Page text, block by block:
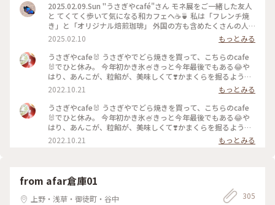
2025.02.09.Sun "うさぎやcafé"さん モネ展をご一緒した友人
と てくてく歩いて気になる和カフェへ☕️🍵 私は「フレンチ焼
き」と「オリジナル焙煎珈琲」 外国の方も含めたくさんの人
が歩く日曜の上野… お喋りしながらの甘味はホッとしました
その後は不忍池をぐるりと一周散歩してから 帰路につきまし
た🚃 #うさぎやカフェ #上野 #どら焼き #珈琲 #ぽかぽか
2025.02.10
もっとみる
うさぎやcafe🐰 うさぎやでどら焼きを買って、こちらのcafe
🐰でひと休み。 今年初かき氷🍧きっと今年最後でもある😂や
はり、あんこが、粒餡が、美味しくて❣️かまくらを掘るように
食べて下さいって言われて、ワクワク😀はちみつと粒餡がいい
バランスです。 抹茶は練ってから作ります、とのことで、とて
も深ーくて美味しいと友人談😍 お水はハワイのお水とのこと
です🌈 すごく居心地のよいcafeでした。 #秋いろとりどり#My
ことりっぷ#上野#黒門町#うさぎやcafe#うさぎや#あんこ#粒
2022.10.21
もっとみる
うさぎやcafe🐰 うさぎやでどら焼きを買って、こちらのcafe
🐰でひと休み。 今年初かき氷🍧きっと今年最後でもある😂や
はり、あんこが、粒餡が、美味しくて❣️かまくらを掘るように
食べて下さいって言われて、ワクワク😀はちみつと粒餡がいい
バランスです。 抹茶は練ってから作ります、とのことで、とて
ことりっぷ#上野#黒門町#うさぎやcafe#うさぎや#あんこ#粒
餡
2022.10.21 もっとみる
from afar倉庫01
上野・浅草・御徒町・谷中
305